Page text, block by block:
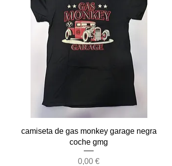
Aperçu rapide
camiseta de gas monkey garage negra
coche gmg
Prix
0,00 €